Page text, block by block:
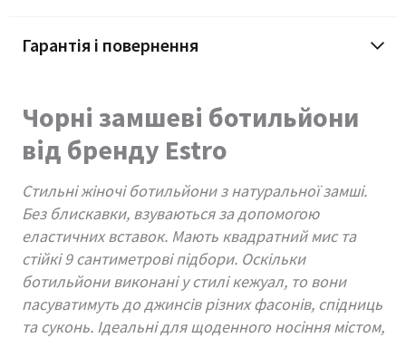
Гарантія і повернення
Чорні замшеві ботильйони
від бренду Estro
Стильні жіночі ботильйони з натуральної замші.
Без блискавки, взуваються за допомогою
еластичних вставок. Мають квадратний мис та
стійкі 9 сантиметрові підбори. Оскільки
ботильйони виконані у стилі кежуал, то вони
пасуватимуть до джинсів різних фасонів, спідниць
та суконь. Ідеальні для щоденного носіння містом,